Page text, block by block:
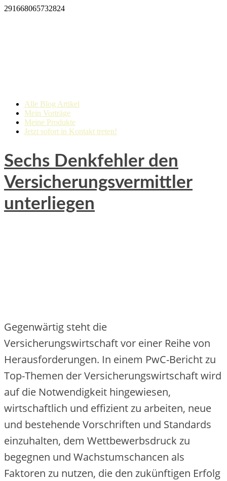
291668065732824
Alle Blog Artikel
Mein Vorträge
Meine Produkte
Jetzt sofort in Kontakt treten!
Sechs Denkfehler den
Versicherungsvermittler
unterliegen
Gegenwärtig steht die
Versicherungswirtschaft vor einer Reihe von
Herausforderungen. In einem PwC-Bericht zu
Top-Themen der Versicherungswirtschaft wird
auf die Notwendigkeit hingewiesen,
wirtschaftlich und effizient zu arbeiten, neue
und bestehende Vorschriften und Standards
einzuhalten, dem Wettbewerbsdruck zu
begegnen und Wachstumschancen als
Faktoren zu nutzen, die den zukünftigen Erfolg